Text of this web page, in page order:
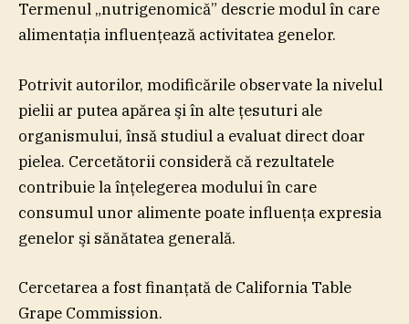
Termenul „nutrigenomică” descrie modul în care
alimentaţia influenţează activitatea genelor.
Potrivit autorilor, modificările observate la nivelul
pielii ar putea apărea şi în alte ţesuturi ale
organismului, însă studiul a evaluat direct doar
pielea. Cercetătorii consideră că rezultatele
contribuie la înţelegerea modului în care
consumul unor alimente poate influenţa expresia
genelor şi sănătatea generală.
Cercetarea a fost finanţată de California Table
Grape Commission.